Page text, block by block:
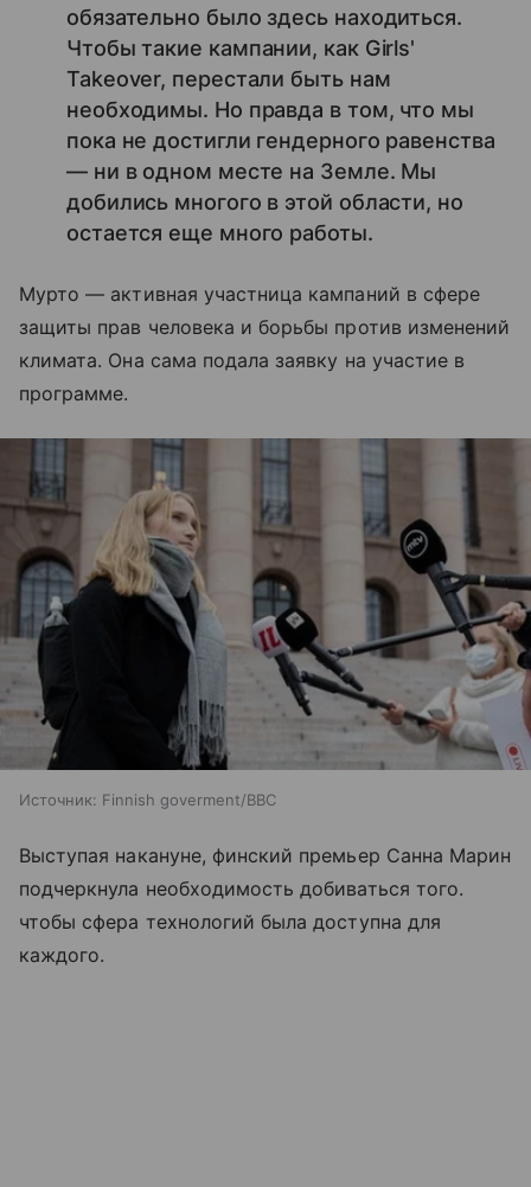
обязательно было здесь находиться.
Чтобы такие кампании, как Girls'
Takeover, перестали быть нам
необходимы. Но правда в том, что мы
пока не достигли гендерного равенства
— ни в одном месте на Земле. Мы
добились многого в этой области, но
остается еще много работы.
Мурто — активная участница кампаний в сфере
защиты прав человека и борьбы против изменений
климата. Она сама подала заявку на участие в
программе.
Источник: Finnish goverment/BBC
Выступая накануне, финский премьер Санна Марин
подчеркнула необходимость добиваться того.
чтобы сфера технологий была доступна для
каждого.